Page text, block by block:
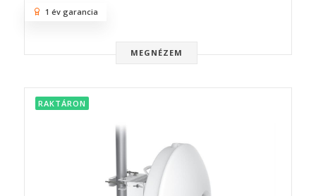
MEGNÉZEM
1 év garancia
RAKTÁRON